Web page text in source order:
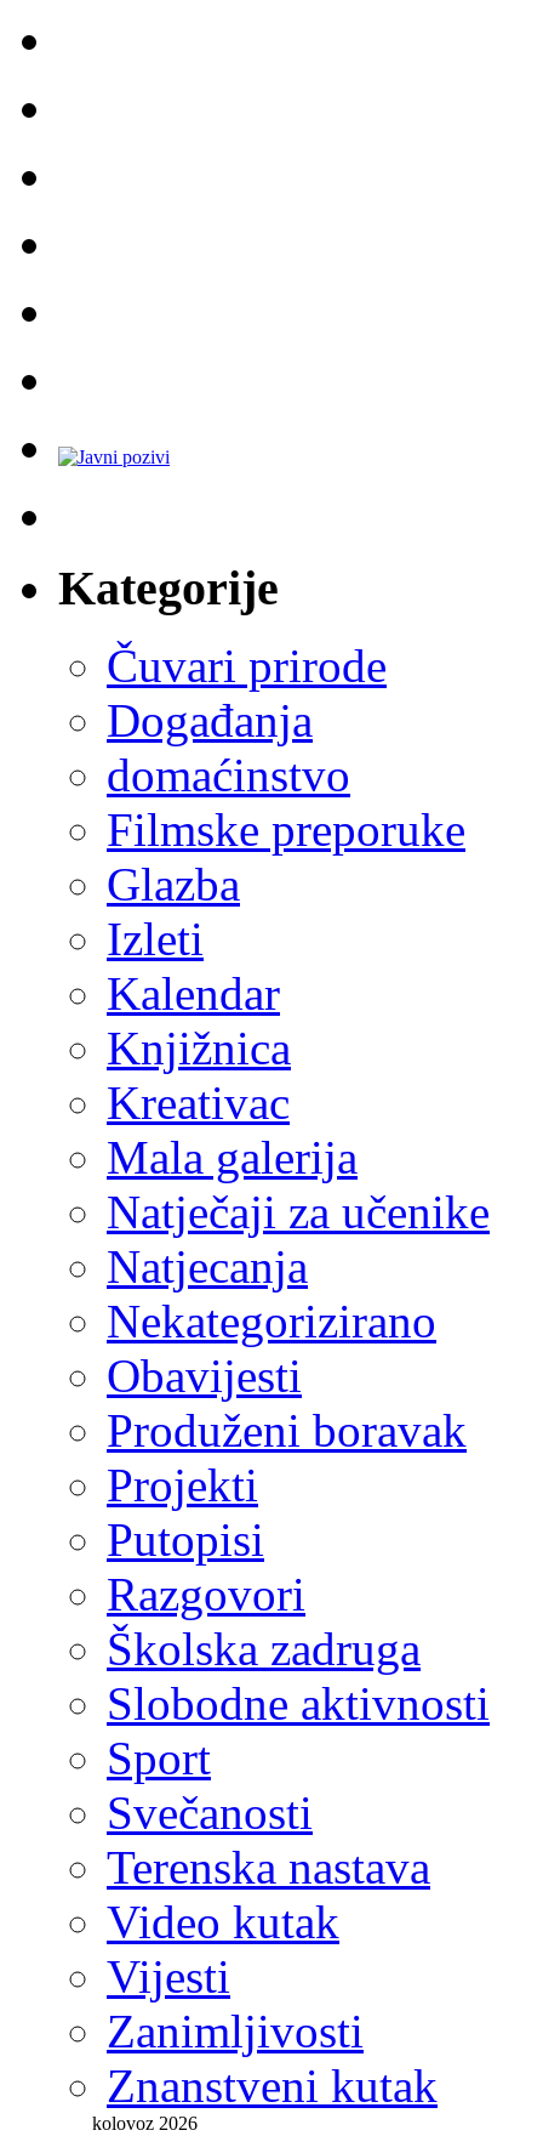
Kategorije
Čuvari prirode
Događanja
domaćinstvo
Filmske preporuke
Glazba
Izleti
Kalendar
Knjižnica
Kreativac
Mala galerija
Natječaji za učenike
Natjecanja
Nekategorizirano
Obavijesti
Produženi boravak
Projekti
Putopisi
Razgovori
Školska zadruga
Slobodne aktivnosti
Sport
Svečanosti
Terenska nastava
Video kutak
Vijesti
Zanimljivosti
Znanstveni kutak
kolovoz 2026